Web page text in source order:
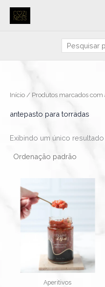
para
Início/ Produtos marcados com
antepasto para torradas
Exibindo um único resultado
Aperitivos